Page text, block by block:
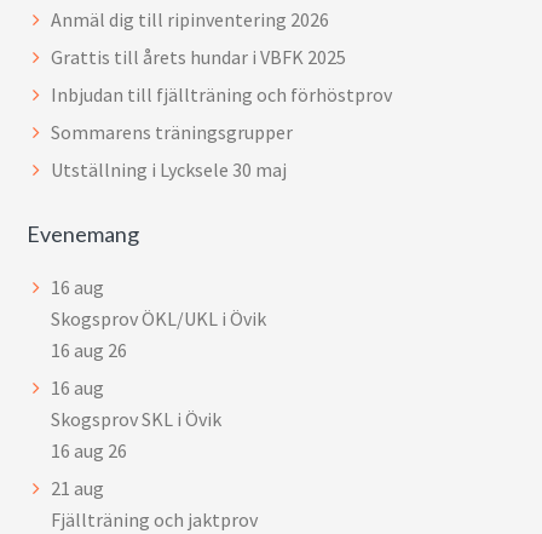
Anmäl dig till ripinventering 2026
Grattis till årets hundar i VBFK 2025
Inbjudan till fjällträning och förhöstprov
Sommarens träningsgrupper
Utställning i Lycksele 30 maj
Evenemang
16 aug
Skogsprov ÖKL/UKL i Övik
16 aug 26
16 aug
Skogsprov SKL i Övik
16 aug 26
21 aug
Fjällträning och jaktprov